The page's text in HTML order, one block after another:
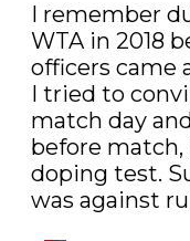
I remember
WTA in 2018
officers came
I tried to
match day
before
doping test.
was against